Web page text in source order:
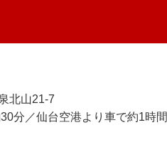
北山21-7
分／仙台空港より車で約1時間